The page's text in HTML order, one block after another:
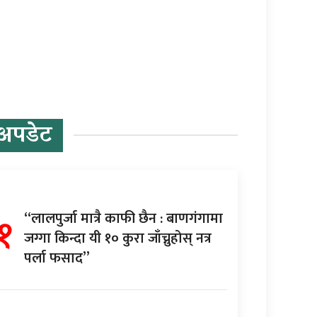
“लालपुर्जा मात्रै काफी छैन : बाणगंगामा
जग्गा किन्दा यी १० कुरा जाँच्नुहोस् नत्र
पर्ला फसाद”